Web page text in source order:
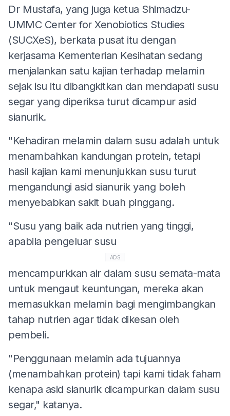
Dr Mustafa, yang juga ketua Shimadzu-
UMMC Center for Xenobiotics Studies
(SUCXeS), berkata pusat itu dengan
kerjasama Kementerian Kesihatan sedang
menjalankan satu kajian terhadap melamin
sejak isu itu dibangkitkan dan mendapati susu
segar yang diperiksa turut dicampur asid
sianurik.
"Kehadiran melamin dalam susu adalah untuk
menambahkan kandungan protein, tetapi
hasil kajian kami menunjukkan susu turut
mengandungi asid sianurik yang boleh
menyebabkan sakit buah pinggang.
"Susu yang baik ada nutrien yang tinggi,
apabila pengeluar susu
ADS
mencampurkkan air dalam susu semata-mata
untuk mengaut keuntungan, mereka akan
memasukkan melamin bagi mengimbangkan
tahap nutrien agar tidak dikesan oleh
pembeli.
"Penggunaan melamin ada tujuannya
(menambahkan protein) tapi kami tidak faham
kenapa asid sianurik dicampurkan dalam susu
segar," katanya.